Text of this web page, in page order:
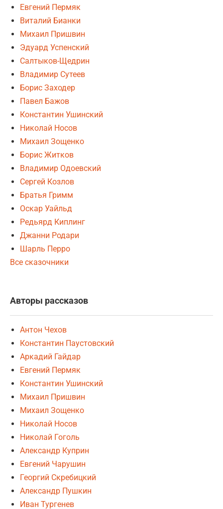
Евгений Пермяк
Виталий Бианки
Михаил Пришвин
Эдуард Успенский
Салтыков-Щедрин
Владимир Сутеев
Борис Заходер
Павел Бажов
Константин Ушинский
Николай Носов
Михаил Зощенко
Борис Житков
Владимир Одоевский
Сергей Козлов
Братья Гримм
Оскар Уайльд
Редьярд Киплинг
Джанни Родари
Шарль Перро
Все сказочники
Авторы рассказов
Антон Чехов
Константин Паустовский
Аркадий Гайдар
Евгений Пермяк
Константин Ушинский
Михаил Пришвин
Михаил Зощенко
Николай Носов
Николай Гоголь
Александр Куприн
Евгений Чарушин
Георгий Скребицкий
Александр Пушкин
Иван Тургенев